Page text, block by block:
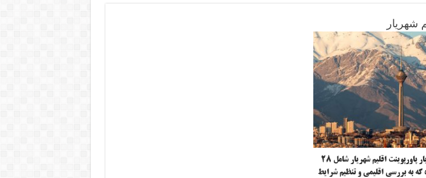
شهریار
پاورپوینت اقلیم شهریار پاورپوینت اقلیم شهریار شامل ۲۸
که به بررسی اقلیمی و تنظیم شرایط